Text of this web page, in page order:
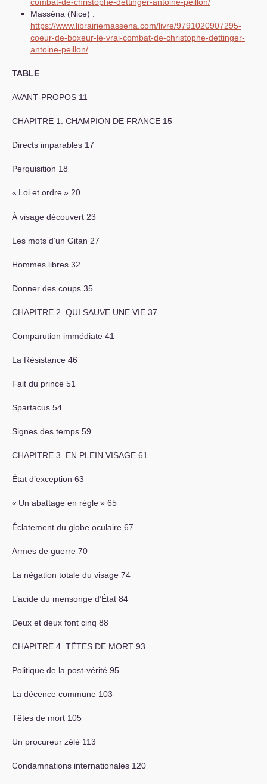
Masséna (Nice) :
https://www.librairiemassena.com/livre/9791020907295-
coeur-de-boxeur-le-vrai-combat-de-christophe-dettinger-
antoine-peillon/
TABLE
AVANT-PROPOS 11
CHAPITRE 1. CHAMPION DE FRANCE 15
Directs imparables 17
Perquisition 18
« Loi et ordre» 20
À visage découvert 23
Les mots d’un Gitan 27
Hommes libres 32
Donner des coups 35
CHAPITRE 2. QUI SAUVE UNE VIE 37
Comparution immédiate 41
La Résistance 46
Fait du prince 51
Spartacus 54
Signes des temps 59
CHAPITRE 3. EN PLEIN VISAGE 61
État d’exception 63
« Un abattage en règle» 65
Éclatement du globe oculaire 67
Armes de guerre 70
La négation totale du visage 74
L’acide du mensonge d’État 84
Deux et deux font cinq 88
CHAPITRE 4. TÊTES DE MORT 93
Politique de la post-vérité 95
La décence commune 103
Têtes de mort 105
Un procureur zélé 113
Condamnations internationales 120